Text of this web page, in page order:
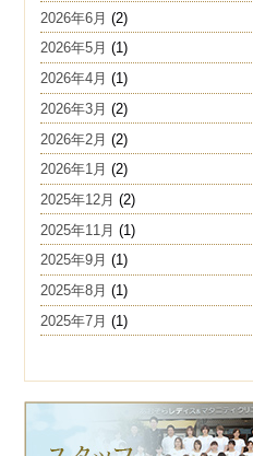
2026年6月 (2)
2026年5月 (1)
2026年4月 (1)
2026年3月 (2)
2026年2月 (2)
2026年1月 (2)
2025年12月 (2)
2025年11月 (1)
2025年9月 (1)
2025年8月 (1)
2025年7月 (1)